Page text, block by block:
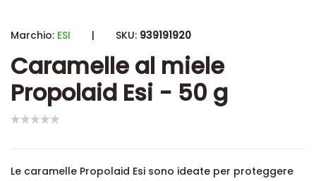
Marchio: ESI | SKU: 939191920
Caramelle al miele
Propolaid Esi - 50 g
Le caramelle Propolaid Esi sono ideate per proteggere